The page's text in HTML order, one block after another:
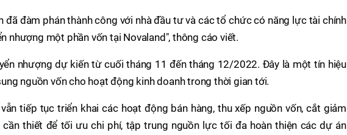
đã đàm phán thành công với nhà đầu tư và các tổ chức có năng lực tài chính
nhượng một phần vốn tại Novaland", thông cáo viết.
nhượng dự kiến từ cuối tháng 11 đến tháng 12/2022. Đây là một tín hiệu
nguồn vốn cho hoạt động kinh doanh trong thời gian tới.
tiếp tục triển khai các hoạt động bán hàng, thu xếp nguồn vốn, cắt giảm
thiết để tối ưu chi phí, tập trung nguồn lực tối đa hoàn thiện các dự án